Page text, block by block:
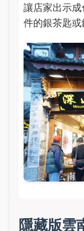
讓店家出示
件的銀茶匙或
隱藏版雲